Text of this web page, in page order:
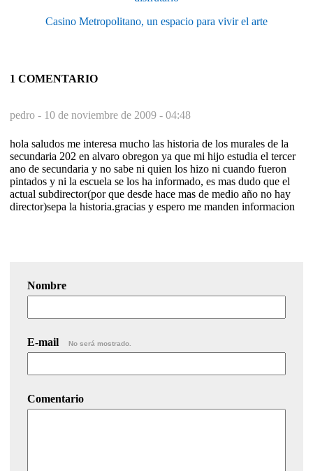
Casino Metropolitano, un espacio para vivir el arte
1 COMENTARIO
pedro - 10 de noviembre de 2009 - 04:48
hola saludos me interesa mucho las historia de los murales de la
secundaria 202 en alvaro obregon ya que mi hijo estudia el tercer
ano de secundaria y no sabe ni quien los hizo ni cuando fueron
pintados y ni la escuela se los ha informado, es mas dudo que el
actual subdirector(por que desde hace mas de medio año no hay
director)sepa la historia.gracias y espero me manden informacion
Nombre
E-mail No será mostrado.
Comentario